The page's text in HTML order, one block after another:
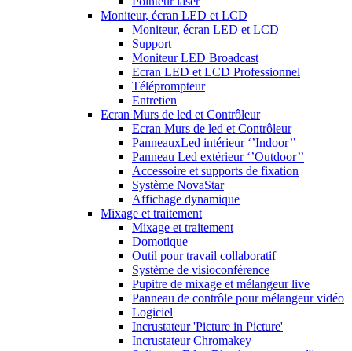
Moniteur, écran LED et LCD
Moniteur, écran LED et LCD
Support
Moniteur LED Broadcast
Ecran LED et LCD Professionnel
Téléprompteur
Entretien
Ecran Murs de led et Contrôleur
Ecran Murs de led et Contrôleur
PanneauxLed intérieur ‘’Indoor’’
Panneau Led extérieur ‘’Outdoor’’
Accessoire et supports de fixation
Système NovaStar
Affichage dynamique
Mixage et traitement
Mixage et traitement
Domotique
Outil pour travail collaboratif
Système de visioconférence
Pupitre de mixage et mélangeur live
Panneau de contrôle pour mélangeur vidéo
Logiciel
Incrustateur 'Picture in Picture'
Incrustateur Chromakey